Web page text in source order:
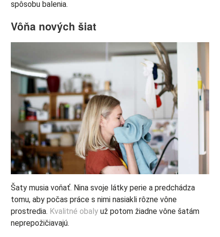
spôsobu balenia.
Vôňa nových šiat
Šaty musia voňať. Nina svoje látky perie a predchádza
tomu, aby počas práce s nimi nasiakli rôzne vône
prostredia. Kvalitné obaly už potom žiadne vône šatám
neprepožičiavajú.